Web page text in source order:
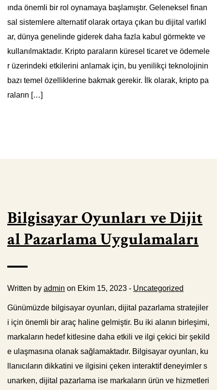
ında önemli bir rol oynamaya başlamıştır. Geleneksel finan
sal sistemlere alternatif olarak ortaya çıkan bu dijital varlıkl
ar, dünya genelinde giderek daha fazla kabul görmekte ve
kullanılmaktadır. Kripto paraların küresel ticaret ve ödemele
r üzerindeki etkilerini anlamak için, bu yenilikçi teknolojinin
bazı temel özelliklerine bakmak gerekir. İlk olarak, kripto pa
raların […]
Bilgisayar Oyunları ve Dijit
al Pazarlama Uygulamaları
Written by admin on Ekim 15, 2023 - Uncategorized
Günümüzde bilgisayar oyunları, dijital pazarlama stratejiler
i için önemli bir araç haline gelmiştir. Bu iki alanın birleşimi,
markaların hedef kitlesine daha etkili ve ilgi çekici bir şekild
e ulaşmasına olanak sağlamaktadır. Bilgisayar oyunları, ku
llanıcıların dikkatini ve ilgisini çeken interaktif deneyimler s
unarken, dijital pazarlama ise markaların ürün ve hizmetleri